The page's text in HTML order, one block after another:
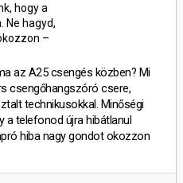
hogy a
Ne hagyd,
–
az A25 csengés közben? Mi
csengőhangszóró csere,
technikusokkal. Minőségi
a telefonod újra hibátlanul
hiba nagy gondot okozzon